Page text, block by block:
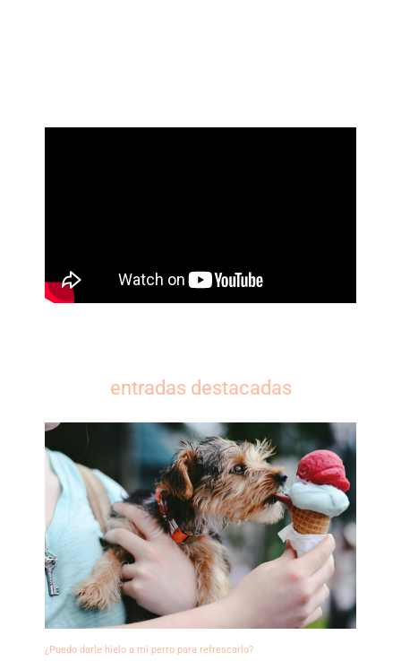
entradas destacadas
¿Puedo darle hielo a mi perro para refrescarlo?